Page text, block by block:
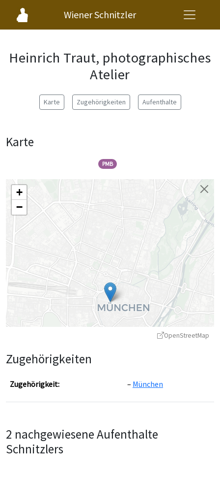
Wiener Schnitzler
Heinrich Traut, photographisches
Atelier
Karte Zugehörigkeiten Aufenthalte
Karte
PMB
+
−
OpenStreetMap
Zugehörigkeiten
Zugehörigkeit: München
2 nachgewiesene Aufenthalte
Schnitzlers